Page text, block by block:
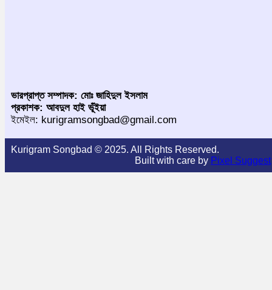
ভারপ্রাপ্ত সম্পাদক: মোঃ জাহিদুল ইসলাম
প্রকাশক: আবদুল হাই ভূঁইয়া
ইমেইল: kurigramsongbad@gmail.com
Kurigram Songbad © 2025. All Rights Reserved.
Built with care by Pixel Suggest